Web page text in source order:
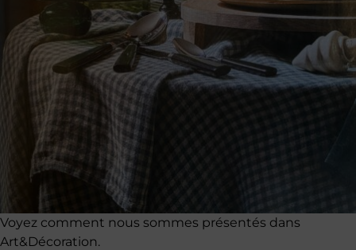
Voyez comment nous sommes présentés dans
Art&Décoration.